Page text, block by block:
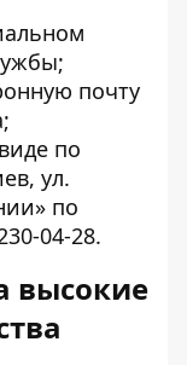
почту
по
ул.
по
04-28.
высокие